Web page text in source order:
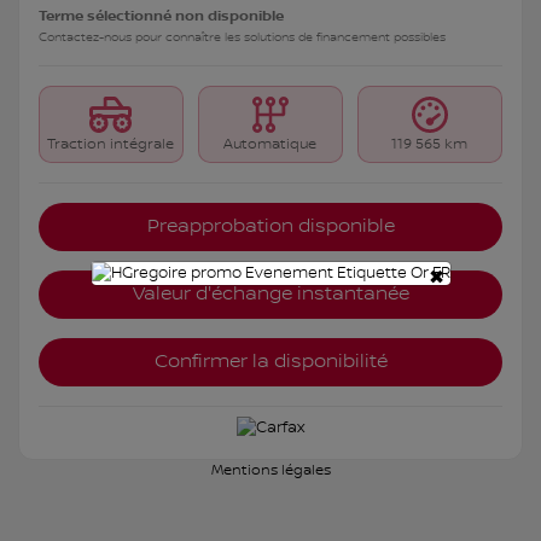
Terme sélectionné non disponible
Contactez-nous pour connaître les solutions de financement possibles
Traction intégrale Automatique 119 565 km
Preapprobation disponible
Valeur d'échange instantanée
Confirmer la disponibilité
Mentions légales
×